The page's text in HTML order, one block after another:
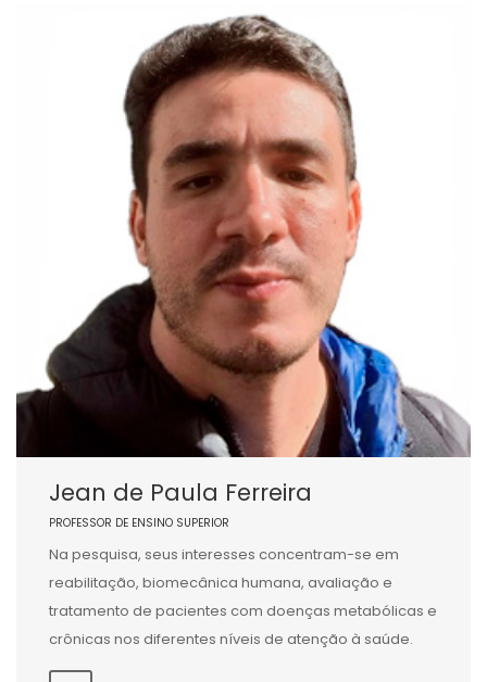
Jean de Paula Ferreira
PROFESSOR DE ENSINO SUPERIOR
Na pesquisa, seus interesses concentram-se em
reabilitação, biomecânica humana, avaliação e
tratamento de pacientes com doenças metabólicas e
crônicas nos diferentes níveis de atenção à saúde.